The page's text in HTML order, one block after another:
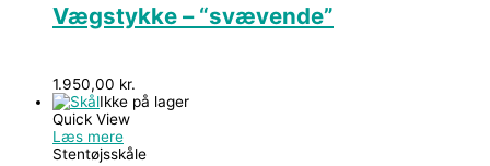
Vægstykke – “svævende”
1.950,00 kr.
Ikke på lager
Quick View
Læs mere
Stentøjsskåle